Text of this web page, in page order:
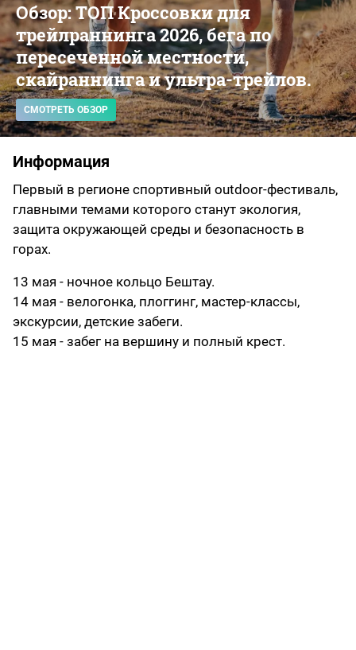
Обзор: ТОП Кроссовки для
трейлраннинга 2026, бега по
пересеченной местности,
скайраннинга и ультра-трейлов.
СМОТРЕТЬ ОБЗОР
Информация
Первый в регионе спортивный outdoor-фестиваль,
главными темами которого станут экология,
защита окружающей среды и безопасность в
горах.
13 мая - ночное кольцо Бештау.
14 мая - велогонка, плоггинг, мастер-классы,
экскурсии, детские забеги.
15 мая - забег на вершину и полный крест.